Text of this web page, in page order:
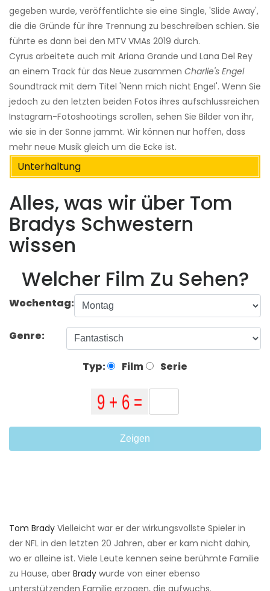
gegeben wurde, veröffentlichte sie eine Single, 'Slide Away',
die die Gründe für ihre Trennung zu beschreiben schien. Sie
führte es dann bei den MTV VMAs 2019 durch.
Cyrus arbeitete auch mit Ariana Grande und Lana Del Rey
an einem Track für das Neue zusammen Charlie's Engel
Soundtrack mit dem Titel 'Nenn mich nicht Engel'. Wenn Sie
jedoch zu den letzten beiden Fotos ihres aufschlussreichen
Instagram-Fotoshootings scrollen, sehen Sie Bilder von ihr,
wie sie in der Sonne jammt. Wir können nur hoffen, dass
mehr neue Musik gleich um die Ecke ist.
Unterhaltung
Alles, was wir über Tom
Bradys Schwestern
wissen
Welcher Film Zu Sehen?
Wochentag:
Genre:
Typ: Film Serie
Zeigen
Tom Brady Vielleicht war er der wirkungsvollste Spieler in
der NFL in den letzten 20 Jahren, aber er kam nicht dahin,
wo er alleine ist. Viele Leute kennen seine berühmte Familie
zu Hause, aber Brady wurde von einer ebenso
unterstützenden Familie erzogen, die aufwuchs.